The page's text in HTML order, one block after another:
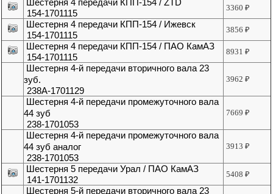
Шестерня 4 передачи КПП-154 / ZTD
154-1701115
3360₽
Шестерня 4 передачи КПП-154 / Ижевск
154-1701115
3856₽
Шестерня 4 передачи КПП-154 / ПАО КамАЗ
154-1701115
8931₽
Шестерня 4-й передачи вторичного вала 23
зуб.
238А-1701129
3962₽
Шестерня 4-й передачи промежуточного вала
44 зуб
238-1701053
7669₽
Шестерня 4-й передачи промежуточного вала
44 зуб аналог
238-1701053
3913₽
Шестерня 5 передачи Урал / ПАО КамАЗ
141-1701132
5408₽
Шестерня 5-й передачи вторичного вала 23